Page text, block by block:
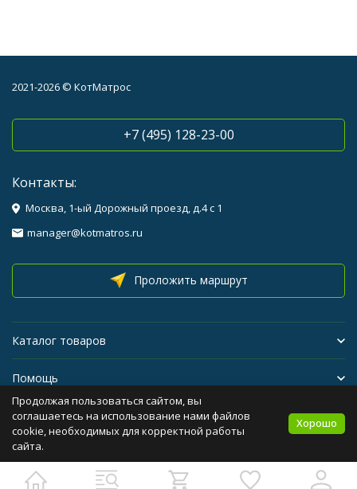
2021-2026 © КотМатрос
+7 (495) 128-23-00
Контакты:
Москва, 1-ый Дорожный проезд, д.4 с 1
manager@kotmatros.ru
Проложить маршрут
Каталог товаров
Помощь
Бренды
Политика персональных данных Карта сайта
Продолжая пользоваться сайтом, вы
соглашаетесь на использование нами файлов
cookie, необходимых для корректной работы
сайта.
Хорошо